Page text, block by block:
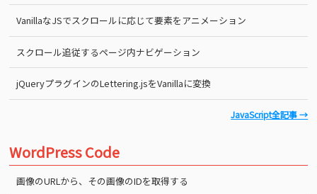
VanillaなJSでスクロールに応じて要素をアニメーション
スクロール追従するページ内ナビゲーション
jQueryプラグインのLettering.jsをVanillaに変換
JavaScript全記事 →
WordPress Code
画像のURLから、その画像のIDを取得する